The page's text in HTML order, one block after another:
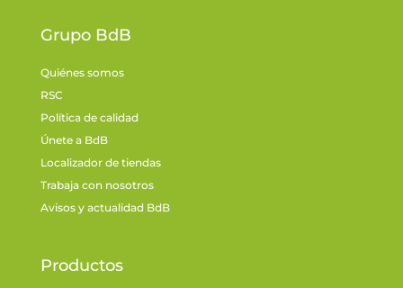
Grupo BdB
Quiénes somos
RSC
Política de calidad
Únete a BdB
Localizador de tiendas
Trabaja con nosotros
Avisos y actualidad BdB
Productos